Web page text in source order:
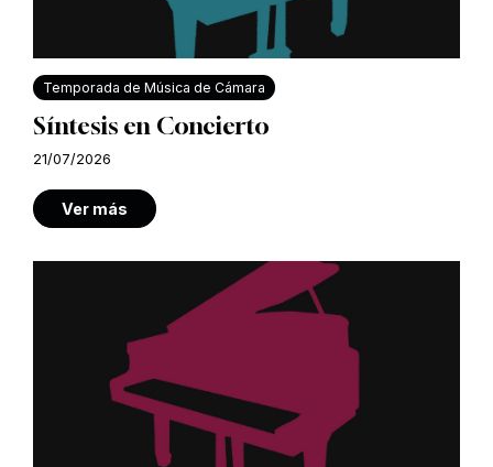
Temporada de Música de Cámara
Síntesis en Concierto
21/07/2026
Ver más